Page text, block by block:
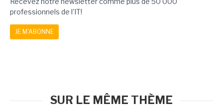
professionnels de l'IT!
JE M'ABONNE
SUR LE MÊME THÈME